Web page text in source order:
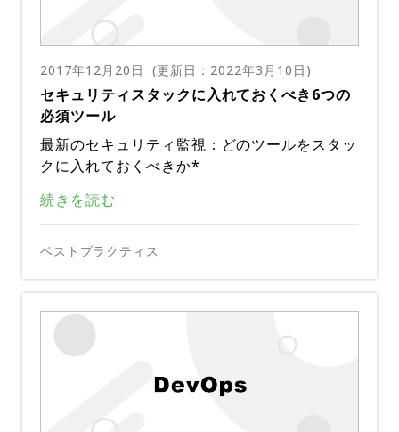
速に復元されるようにする必要があります。
むには、シームレスなコミュニケーションツー
ルを提供するインシデント管理システムが必要
で、ChatOpsなどの共同作業ワークフローを
活用すべきです。そうすれば、広範囲に広がっ
た大規模な管理者チームでも、問題を解決する
ときに効果的にコミュニケートできます。
ために重要な役割を果たします。
かるようになります。この心の安らぎは従業員
ラクチャに起因する問題かを認識できます。
す。チームの仕事のおかげでエンドユーザーが
喜んでいることを見せる以上に、従業員の士気
を高める良い方法がありますか？
ミュニケーションを可能にします。コミュニケ
ーションのボトルネックが解消されば、チーム
メンバーは繰り返し起きる問題をより短い時間
で解決できるようになり、顧客の幸せを保つた
めのアプリケーションの開発にもっと多くの時
間をかけられるようになります。アプリの開発
に使える時間が増えることは、品質向上と市場
投入までの時間短縮をもたらします。市場への
投入がより迅速になり、チームが1日あたりに
出来ることが増えれば、彼らは自分たちの能力
り、自分の仕事に情熱を感じるようになりま
す。
にチームメンバーがより責任を持ち、インシデ
ント対応の手順を確立して、より上位の人たち
に頼ることなく重要な意思決定を行えるように
します。決定する能力を持つことは簡単なよう
に思えるかもしれませんが、組織のプロセスの
中でチームメンバーがより強い影響力と自信を
持つようになるまでは、長い道のりがありま
す。上位のチームメンバーからの許可を待たな
いようにすれば、お役所仕事を減らせます。チ
ームのメンバーは、顧客の体験を24時間確実
を全うしています。あらゆるレベルのチームメ
ンバーが意思決定に関与できるようにすると、
無茶苦茶なカオスや冗長な作業に費やす時間を
短縮し、貴重な時間を無駄にせず、実際の開発
に多くの時間を割けるようになります。
失敗への恐れを減らし、予期せぬ事態をチーム
が自信を持って管理できるようにし、結果とし
て従業員の士気を向上させます。チームメンバ
ーが獲得できた信頼感は、パイプライン全体で
革新と標準化を推し進め、従業員の士気、生産
く、インシデント対応の有効性についても、金
融機関に説明責任を課しています。完全なセキ
ュリティは存在しませんが、金融機関はセキュ
リティ侵害が発見された場合、ただちに対応で
きなければなりません。また、迅速な解決と異
いなければなりません。
とやり取りする方法、必要に応じて顧客と市場
必要です。ビジネスへのダメージを軽減するに
は、セキュリティ侵害が発生したときに重要な
ステークホルダーを関与させるための明確な枠
組みが必要です。このようなシステムを導入す
ることで、財務的、法的に重大な影響を及ぼす
その資産が健全であるという安心感を顧客や株
主に与えることができます。
情報共有
そのために、インシデント対応フレームワーク
は、組織と顧客に対するセキュリティ侵害の影
響を緩和するための透明なプロセスでなければ
なりません。例えばIT組織内の全員がインシ
デントの影響を評価するための手続きを理解
ラブルシューティングや修復を実施できる必要
があります。さらに、組織内のステークホルダ
ーは、IT担当者が誰かを正確に把握できるだ
せるためにどんな言葉を使うべきかをリアルタ
イムで理解する必要があります。
がるものではありません。ビジネスリーダーと
ITリーダーはトーンを調整する必要がありま
す。組織が適切なプロセス（定例の研修や実践
ようになります。金銭的損害の出るセキュリテ
ィ侵害よりも唯一悪いこと、そして顧客の信頼
ではなく、他のソースから問題を知ったときで
す。そのため、顧客には迅速に問題の発生を知
伝えるのは当然として、その問題がいつ解決さ
れるかも正確に伝えられないと、顧客は他の金
融機関への乗り換えを検討し始めるかもしれま
が整っているかを常にチェックしましょう。
2017年12月20日 (更新日： 2022年3月10日 )
セキュリティスタックに入れておくべき6つの
必須ツール
最新のセキュリティ監視：どのツールをスタッ
クに入れておくべきか*
クラウドネイティブまたはコンテナ化されたア
ィ監視に関するアプローチを完全に変える必要
があります。このような複雑な環境では、従来
のツールを使ってセキュリティインシデントを
からです。
これを念頭においてみると、クラウドベースま
ティ監視を行うのに役立つツールがいくつかあ
ります。
イメージスキャンツール：コンテナイメージは
Dockerのセキュリティの中心です。誰でもア
クセスできる公開されたイメージはシステムに
脆弱性をもたらす可能性があり、使用する全コ
ンテナイメージを検証することが不可欠です。
エンドツーエンドのコンテナ監視ツール：これ
続きを読む
ベストプラクティス